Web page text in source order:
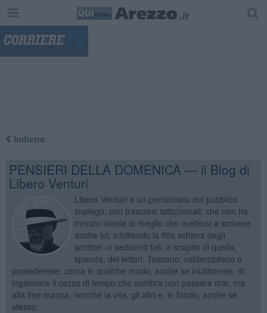
Indietro
PENSIERI DELLA DOMENICA — il Blog di
Libero Venturi
Libero Venturi è un pensionato del pubblico
impiego, con trascorsi istituzionali, che non ha
trovato niente di meglio che mettersi a scrivere
anche lui, infoltendo la fitta schiera degli
scrittori -o sedicenti tali- a scapito di quella,
sparuta, dei lettori. Toscano, valderopiteco e
pontederese, cerca in qualche modo, anche se inutilmente, di
ingannare il cazzo di tempo che sembra non passare mai, ma
alla fine manca, nonché la vita, gli altri e, in fondo, anche se
stesso.